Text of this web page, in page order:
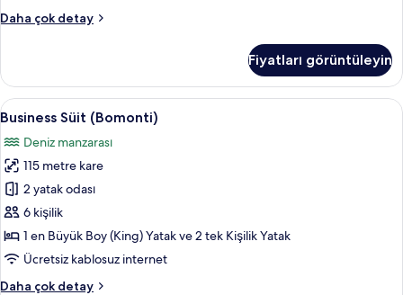
Bomonti
tüm
fotoğrafları
Daha çok detay
Süit,
(King)
Boy
Yatak,
Manzaralı
(King
Bomonti
Suite)
hakkında
daha
fazla
detay
Fiyatları görüntüleyin
Business
Süit
(Bomonti)
için
tüm
fotoğrafları
görün
Kaliteli yatak takımı, Tempur-Pedic
7
Business Süit (Bomonti)
Deniz manzarası
115 metre kare
2 yatak odası
6 kişilik
1 en Büyük Boy (King) Yatak ve 2 tek Kişilik Yatak
Ücretsiz kablosuz internet
Daha çok detay
Business